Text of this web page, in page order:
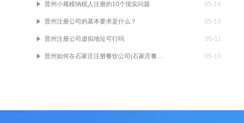
晋州小规模纳税人注册的10个现实问题 05-14
晋州注册公司的基本要求是什么？ 05-13
晋州注册公司虚拟地址可行吗 05-11
晋州如何在石家庄注册餐饮公司(石家庄餐饮公司注册流程) 05-10